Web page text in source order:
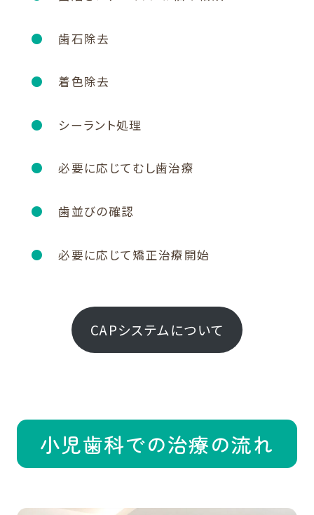
歯石除去
着色除去
シーラント処理
必要に応じてむし歯治療
歯並びの確認
必要に応じて矯正治療開始
CAPシステムについて
小児歯科での治療の流れ